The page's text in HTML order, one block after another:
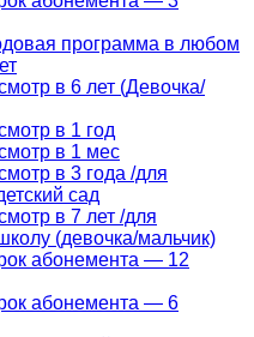
программа в любом
в 6 лет (Девочка/
в 1 год
в 1 мес
в 3 года /для
сад
в 7 лет /для
(девочка/мальчик)
абонемента — 12
абонемента — 6